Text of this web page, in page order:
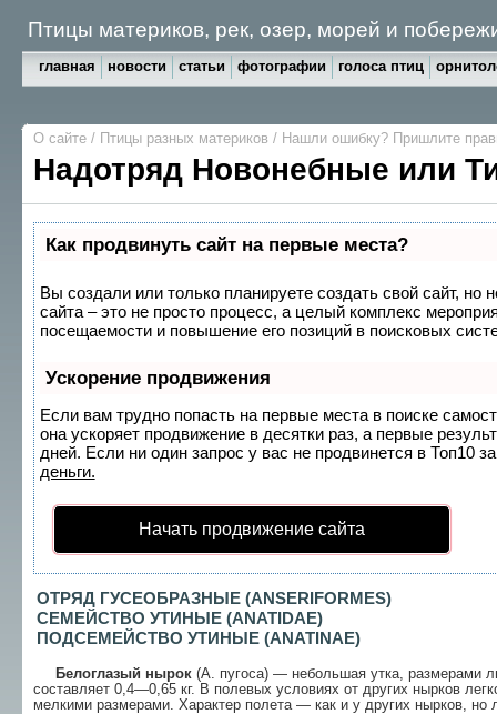
Птицы материков, рек, озер, морей и
главная новости статьи фотографии голоса птиц
О сайте / Птицы разных материков / Нашли ошибку? Пришлите
Надотряд Новонебные или
Как продвинуть сайт на первые места?
Вы создали или только планируете создать свой сайт, но
сайта – это не просто процесс, а целый комплекс
посещаемости и повышение его позиций в поисковых
Ускорение продвижения
Если вам трудно попасть на первые места в поиске
она ускоряет продвижение в десятки раз, а первые
дней. Если ни один запрос у вас не продвинется в Топ10
деньги.
Начать продвижение сайта
ОТРЯД ГУСЕОБРАЗНЫЕ (ANSERIFORMES)
СЕМЕЙСТВО УТИНЫЕ (ANATIDAE)
ПОДСЕМЕЙСТВО УТИНЫЕ (ANATINAE)
Белоглазый нырок(А. пугоса) — небольшая ут­ка, размерами
составляет 0,4—0,65 кг. В по­левых условиях от других нырков
мелкими размерами. Характер полета — как и у других нырков, но